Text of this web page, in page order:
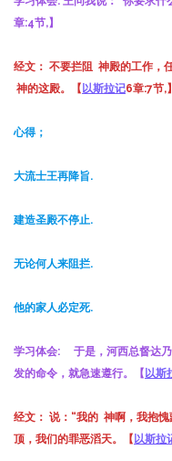
章:4节,】
经文： 不要拦阻 神殿的工作，
神的这殿。
【 以斯拉记6章:7节,】
心得；
大流士王再降旨.
建造圣殿不停止.
无论何人来阻拦.
他的家人必定死.
学习体会:
于是，河西总督达
发的命令，就急速遵行。【 以斯
经文： 说：“我的 神啊，我抱
顶，我们的罪恶滔天。
【 以斯拉